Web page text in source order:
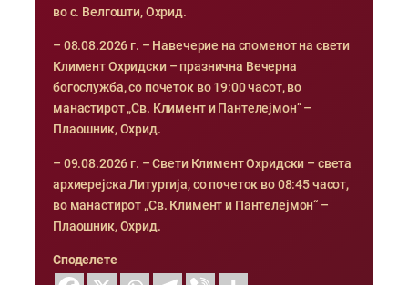
во с. Велгошти, Охрид.
– 08.08.2026 г. – Навечерие на споменот на свети
Климент Охридски – празнична Вечерна
богослужба, со почеток во 19:00 часот, во
манастирот „Св. Климент и Пантелејмон“ –
Плаошник, Охрид.
– 09.08.2026 г. – Свети Климент Охридски – света
архиерејска Литургија, со почеток во 08:45 часот,
во манастирот „Св. Климент и Пантелејмон“ –
Плаошник, Охрид.
Споделете